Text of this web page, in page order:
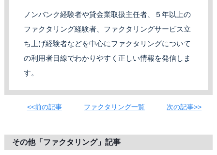
ノンバンク経験者や貸金業取扱主任者、５年以上の
ファクタリング経験者、ファクタリングサービス立
ち上げ経験者などを中心にファクタリングについて
の利用者目線でわかりやすく正しい情報を発信しま
す。
<<前の記事 ファクタリング一覧 次の記事>>
その他「ファクタリング」記事